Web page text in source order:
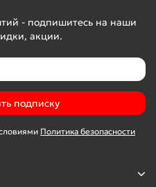
- подпишитесь на наши
акции.
подписку
Политика безопасности